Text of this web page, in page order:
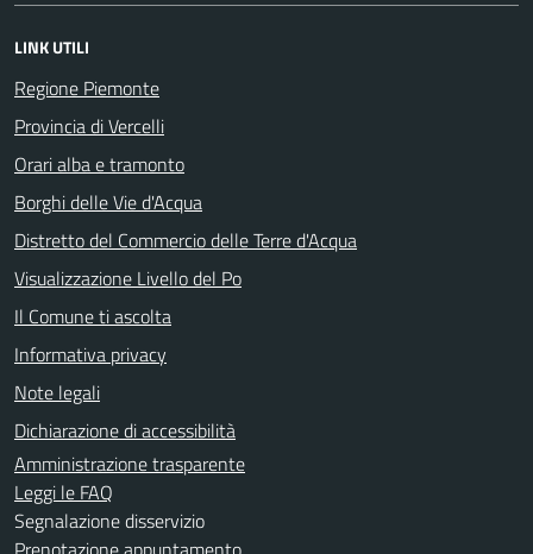
LINK UTILI
Regione Piemonte
Provincia di Vercelli
Orari alba e tramonto
Borghi delle Vie d'Acqua
Distretto del Commercio delle Terre d'Acqua
Visualizzazione Livello del Po
Il Comune ti ascolta
Informativa privacy
Note legali
Dichiarazione di accessibilità
Amministrazione trasparente
Leggi le FAQ
Segnalazione disservizio